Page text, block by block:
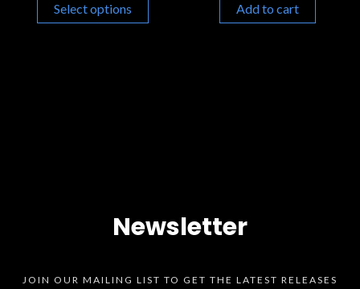
Select options Add to cart
Newsletter
JOIN OUR MAILING LIST TO GET THE LATEST RELEASES